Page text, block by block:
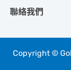
聯絡我們
Copyright ©